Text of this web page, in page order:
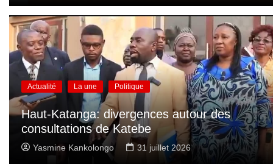
Actualité La une Politique
Haut-Katanga: divergences autour des
consultations de Katebe
Yasmine Kankolongo 31 juillet 2026